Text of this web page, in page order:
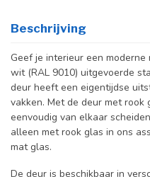
Beschrijving
Geef je interieur een
wit (RAL 9010) uitgevoerde
deur heeft een eigentijdse
vakken. Met de deur met
eenvoudig van elkaar
alleen met rook glas in ons
mat glas.
De deur is beschikbaar in